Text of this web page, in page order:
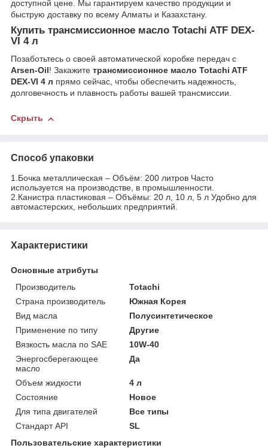
доступной цене. Мы гарантируем качество продукции и
быструю доставку по всему Алматы и Казахстану.
Купить трансмиссионное масло Totachi ATF DEX-
VI 4 л
Позаботьтесь о своей автоматической коробке передач с
Arsen-Oil! Закажите трансмиссионное масло Totachi ATF
DEX-VI 4 л прямо сейчас, чтобы обеспечить надежность,
долговечность и плавность работы вашей трансмиссии.
Скрыть
Способ упаковки
1.Бочка металлическая – Объём: 200 литров Часто
используется на производстве, в промышленности.
2.Канистра пластиковая – Объёмы: 20 л, 10 л, 5 л Удобно для
автомастерских, небольших предприятий.
Характеристики
Основные атрибуты
Производитель
Totachi
Страна производитель
Южная Корея
Вид масла
Полусинтетическое
Применение по типу
Другие
Вязкость масла по SAE
10W-40
Энергосберегающее
масло
Да
Объем жидкости
4 л
Состояние
Новое
Для типа двигателей
Все типы
Стандарт API
SL
Пользовательские характеристики